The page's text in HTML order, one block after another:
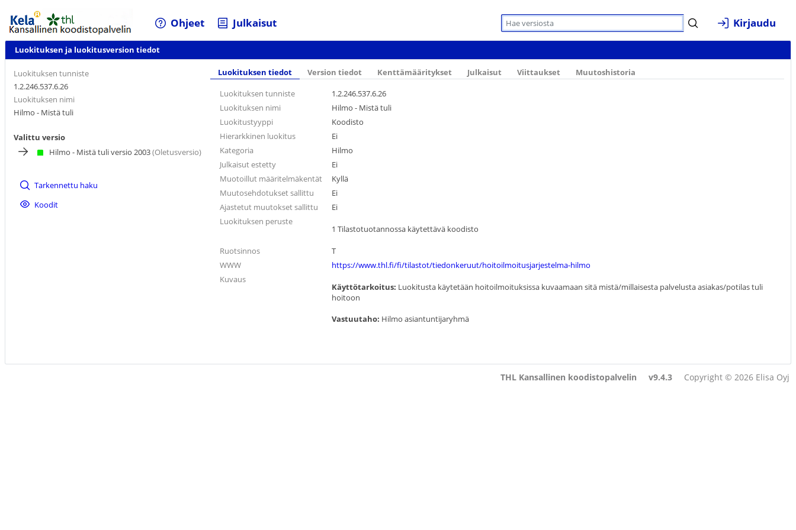
Ohjeet Julkaisut Kirjaudu
Luokituksen ja luokitusversion tiedot
Luokituksen tunniste
1.2.246.537.6.26
Luokituksen nimi
Hilmo - Mistä tuli
Valittu versio
Hilmo - Mistä tuli versio 2003(Oletusversio)
Tarkennettu haku
Koodit
Luokituksen tiedot Version tiedot Kenttämääritykset Julkaisut Viittaukset Muutoshistoria
Luokituksen tunniste
1.2.246.537.6.26
Luokituksen nimi
Hilmo - Mistä tuli
Luokitustyyppi
Koodisto
Hierarkkinen luokitus
Ei
Kategoria
Hilmo
Julkaisut estetty
Ei
Muotoillut määritelmäkentät
Kyllä
Muutosehdotukset sallittu
Ei
Ajastetut muutokset sallittu
Ei
Luokituksen peruste
1 Tilastotuotannossa käytettävä koodisto
Ruotsinnos
T
WWW
https://www.thl.fi/fi/tilastot/tiedonkeruut/hoitoilmoitusjarjestelma-hilmo
Kuvaus
Käyttötarkoitus: Luokitusta käytetään hoitoilmoituksissa kuvaamaan sitä mistä/millaisesta palvelusta asiakas/potilas tuli
hoitoon
Vastuutaho: Hilmo asiantuntijaryhmä
THL Kansallinen koodistopalvelin v9.4.3 Copyright © 2026 Elisa Oyj